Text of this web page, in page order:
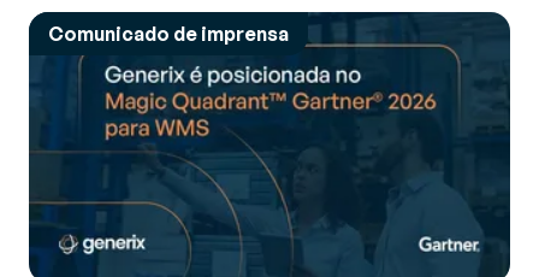
Comunicado de imprensa